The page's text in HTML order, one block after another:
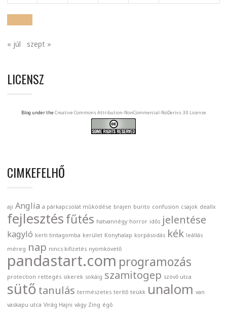
« júl szept »
LICENSZ
Blog under the Creative Commons Attribution-NonCommercial-NoDerivs 3.0 License
CIMKEFELHŐ
aji Anglia a párkapcsolat működése brajen burito confusion csajok deallx
fejlesztésfűtés hatvannégy horror idős jelentése
kagyló kerti tintagomba kerület Konyhalap korpásodás kék leállás
méreg nap nincs kifizetés nyomkövető
pandastart.com programozás
protection rettegés sikerek sokáig szamitogep szövő utca
sütő tanulás természetes terítő teükk unalom van
vaskapu utca Virág Hajni vágy Zing égő